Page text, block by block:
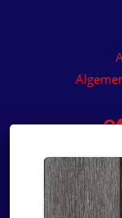
Wilt u een
een